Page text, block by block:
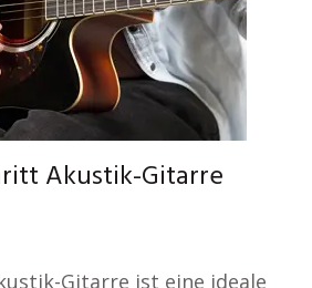
Akustik-Gitarre
Gitarre ist eine ideale